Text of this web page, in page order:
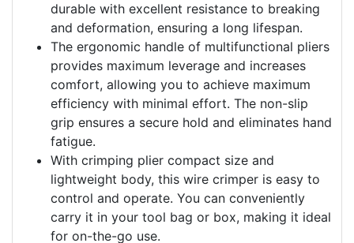
durable with excellent resistance to breaking
and deformation, ensuring a long lifespan.
The ergonomic handle of multifunctional pliers
provides maximum leverage and increases
comfort, allowing you to achieve maximum
efficiency with minimal effort. The non-slip
grip ensures a secure hold and eliminates hand
fatigue.
With crimping plier compact size and
lightweight body, this wire crimper is easy to
control and operate. You can conveniently
carry it in your tool bag or box, making it ideal
for on-the-go use.